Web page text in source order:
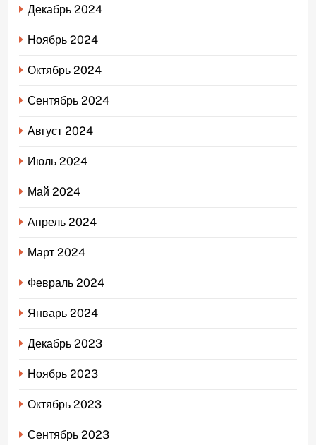
Декабрь 2024
Ноябрь 2024
Октябрь 2024
Сентябрь 2024
Август 2024
Июль 2024
Май 2024
Апрель 2024
Март 2024
Февраль 2024
Январь 2024
Декабрь 2023
Ноябрь 2023
Октябрь 2023
Сентябрь 2023